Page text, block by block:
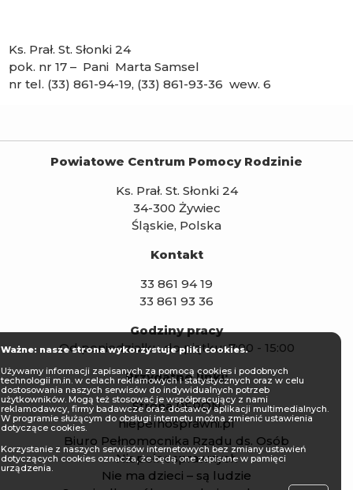
Ks. Prał. St. Słonki 24
pok. nr 17 – Pani Marta Samsel
nr tel. (33) 861-94-19, (33) 861-93-36 wew. 6
Powiatowe Centrum Pomocy Rodzinie
Ks. Prał. St. Słonki 24
34-300 Żywiec
Śląskie, Polska
Kontakt
33 861 94 19
33 861 93 36
Godziny pracy
Od poniedziałku do piątku: 7:00 - 15:00
Przydatne linki:
Strona PFRON
niepelnosprawni.pl
Biuro Pełnomocnika Rządu ds. Osób
Niepełnosprawnych
Nie ma dzieci – są ludzie
Ważne: nasze strona wykorzystuje pliki cookies.
Używamy informacji zapisanych za pomocą cookies i podobnych
technologii m.in. w celach reklamowych i statystycznych oraz w celu
dostosowania naszych serwisów do indywidualnych potrzeb
użytkowników. Mogą też stosować je współpracujący z nami
reklamodawcy, firmy badawcze oraz dostawcy aplikacji multimedialnych.
W programie służącym do obsługi internetu można zmienić ustawienia
dotyczące cookies.
Korzystanie z naszych serwisów internetowych bez zmiany ustawień
dotyczących cookies oznacza, że będą one zapisane w pamięci
urządzenia.